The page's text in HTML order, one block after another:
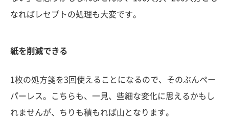
なればレセプトの処理も大変です。
紙を削減できる
1枚の処方箋を3回使えることになるので、そのぶんペー
パーレス。こちらも、一見、些細な変化に思えるかもし
れませんが、ちりも積もれば山となります。